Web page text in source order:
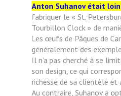
Anton Suhanov était
fabriquer le « St.
Tourbillon Clock » de
Les œufs de Pâques de
généralement des
Il n'a pas cherché à se
son design, ce qui
richesse de sa clientèle et
Au contraire, Suhanov a